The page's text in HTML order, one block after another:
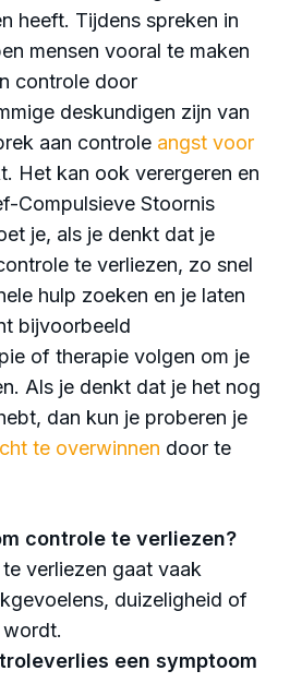
heeft. Tijdens spreken in
mensen vooral te maken
controle door
deskundigen zijn van
aan controle angst voor
Het kan ook verergeren en
Compulsieve Stoornis
je, als je denkt dat je
te verliezen, zo snel
hulp zoeken en je laten
bijvoorbeeld
of therapie volgen om je
Als je denkt dat je het nog
dan kun je proberen je
te overwinnen door te
controle te verliezen?
verliezen gaat vaak
duizeligheid of
een symptoom